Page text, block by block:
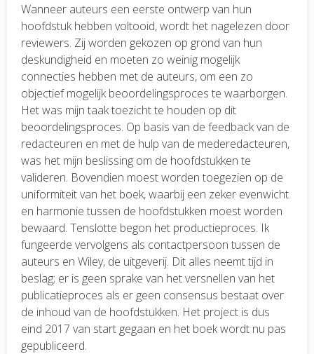
Wanneer auteurs een eerste ontwerp van hun
hoofdstuk hebben voltooid, wordt het nagelezen door
reviewers. Zij worden gekozen op grond van hun
deskundigheid en moeten zo weinig mogelijk
connecties hebben met de auteurs, om een zo
objectief mogelijk beoordelingsproces te waarborgen.
Het was mijn taak toezicht te houden op dit
beoordelingsproces. Op basis van de feedback van de
redacteuren en met de hulp van de mederedacteuren,
was het mijn beslissing om de hoofdstukken te
valideren. Bovendien moest worden toegezien op de
uniformiteit van het boek, waarbij een zeker evenwicht
en harmonie tussen de hoofdstukken moest worden
bewaard. Tenslotte begon het productieproces. Ik
fungeerde vervolgens als contactpersoon tussen de
auteurs en Wiley, de uitgeverij. Dit alles neemt tijd in
beslag; er is geen sprake van het versnellen van het
publicatieproces als er geen consensus bestaat over
de inhoud van de hoofdstukken. Het project is dus
eind 2017 van start gegaan en het boek wordt nu pas
gepubliceerd.